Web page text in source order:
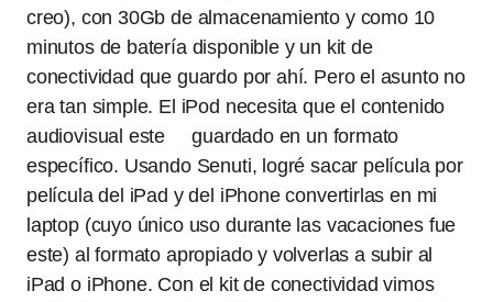
creo), con 30Gb de almacenamiento y como 10
minutos de batería disponible y un kit de
conectividad que guardo por ahí. Pero el asunto no
era tan simple. El iPod necesita que el contenido
audiovisual este guardado en un formato
específico. Usando Senuti, logré sacar película por
película del iPad y del iPhone convertirlas en mi
laptop (cuyo único uso durante las vacaciones fue
este) al formato apropiado y volverlas a subir al
iPad o iPhone. Con el kit de conectividad vimos